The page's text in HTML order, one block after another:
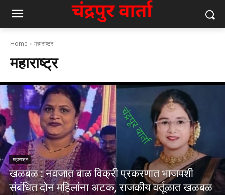
Home महाराष्ट्र
महाराष्ट्र
महाराष्ट्र
खळबळ : नवजात बाळ विक्री प्रकरणात भाजपशी
संबंधित दोन महिलांना अटक, राजकीय वर्तूळात खळबळ